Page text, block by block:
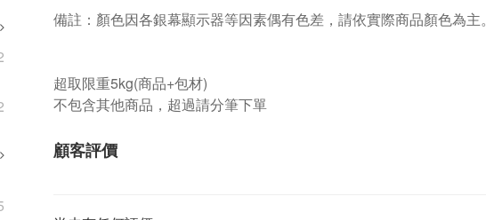
備註：顏色因各銀幕顯示器等因素偶有色差，請依實際商品顏色為主。
超取限重5kg(商品+包材)
不包含其他商品，超過請分筆下單
顧客評價